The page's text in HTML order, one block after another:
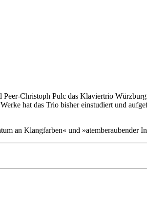
Christoph Pulc das Klaviertrio
hat das Trio bisher einstudiert und
an Klangfarben« und »atemberaubender